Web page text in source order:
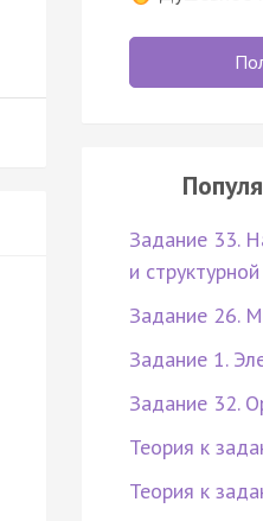
Задание 33.
и
Задание 26.
Задание 1.
Задание 32.
Теория к
Теория к